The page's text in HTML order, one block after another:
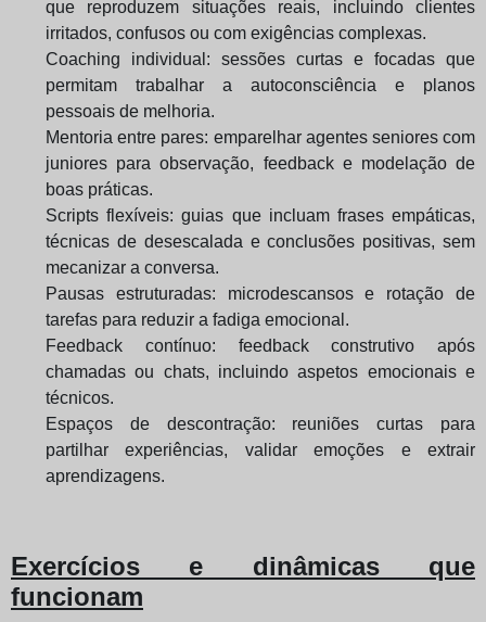
que reproduzem situações reais, incluindo clientes
irritados, confusos ou com exigências complexas.
Coaching individual: sessões curtas e focadas que
permitam trabalhar a autoconsciência e planos
pessoais de melhoria.
Mentoria entre pares: emparelhar agentes seniores com
juniores para observação, feedback e modelação de
boas práticas.
Scripts flexíveis: guias que incluam frases empáticas,
técnicas de desescalada e conclusões positivas, sem
mecanizar a conversa.
Pausas estruturadas: microdescansos e rotação de
tarefas para reduzir a fadiga emocional.
Feedback contínuo: feedback construtivo após
chamadas ou chats, incluindo aspetos emocionais e
técnicos.
Espaços de descontração: reuniões curtas para
partilhar experiências, validar emoções e extrair
aprendizagens.
Exercícios e dinâmicas que
funcionam